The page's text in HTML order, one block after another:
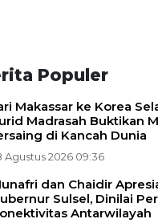
Populer
Makassar ke Korea
Madrasah Buktikan
di Kancah Dunia
Agustus 2026 09:36
dan Chaidir
Sulsel, Dinilai
Antarwilayah